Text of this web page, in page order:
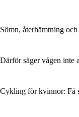
Sömn, återhämtning
Därför säger vågen inte
Cykling för kvinnor: Få